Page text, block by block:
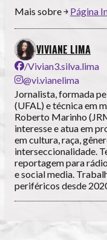
Mais sobre ￫ Página
VIVIANE LIMA
/Vivian3.silva.lima
@vi.vianelima
Jornalista, formada
(UFAL) e técnica em
Roberto Marinho
interesse e atua em
em cultura, raça,
interseccionalidade.
reportagem para
e social media.
periféricos desde